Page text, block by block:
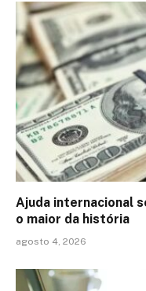
Ajuda internacional
o maior da história
agosto 4, 2026